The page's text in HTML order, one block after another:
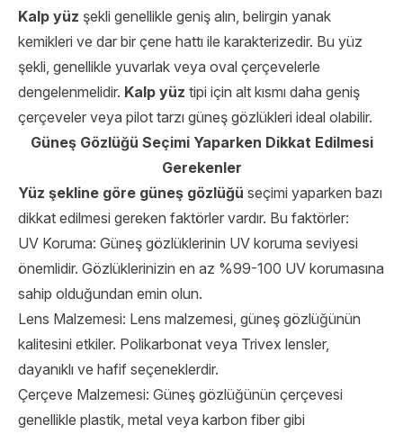
Kalp yüz şekli genellikle geniş alın, belirgin yanak
kemikleri ve dar bir çene hattı ile karakterizedir. Bu yüz
şekli, genellikle yuvarlak veya oval çerçevelerle
dengelenmelidir. Kalp yüz tipi için alt kısmı daha geniş
çerçeveler veya pilot tarzı güneş gözlükleri ideal olabilir.
Güneş Gözlüğü Seçimi Yaparken Dikkat Edilmesi
Gerekenler
Yüz şekline göre güneş gözlüğü seçimi yaparken bazı
dikkat edilmesi gereken faktörler vardır. Bu faktörler:
UV Koruma: Güneş gözlüklerinin UV koruma seviyesi
önemlidir. Gözlüklerinizin en az %99-100 UV korumasına
sahip olduğundan emin olun.
Lens Malzemesi: Lens malzemesi, güneş gözlüğünün
kalitesini etkiler. Polikarbonat veya Trivex lensler,
dayanıklı ve hafif seçeneklerdir.
Çerçeve Malzemesi: Güneş gözlüğünün çerçevesi
genellikle plastik, metal veya karbon fiber gibi